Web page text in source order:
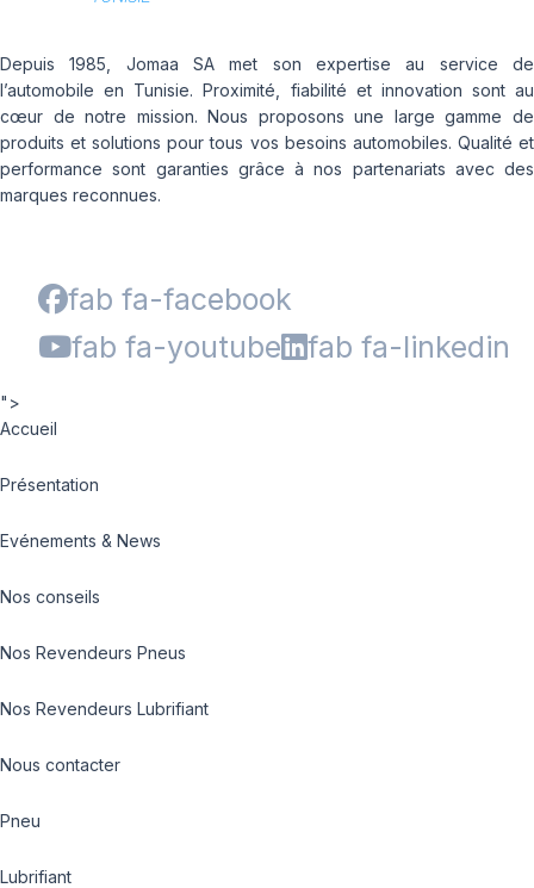
Depuis 1985, Jomaa SA met son expertise au service de
l’automobile en Tunisie. Proximité, fiabilité et innovation sont au
cœur de notre mission. Nous proposons une large gamme de
produits et solutions pour tous vos besoins automobiles. Qualité et
performance sont garanties grâce à nos partenariats avec des
marques reconnues.
fab fa-facebook
fab fa-youtube
fab fa-linkedin
">
Accueil
Présentation
Evénements & News
Nos conseils
Nos Revendeurs Pneus
Nos Revendeurs Lubrifiant
Nous contacter
Pneu
Lubrifiant